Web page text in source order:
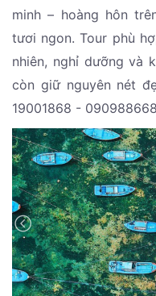
minh – hoàng hôn
tươi ngon. Tour phù
nhiên, nghỉ dưỡng và
còn giữ nguyên nét
19001868 -